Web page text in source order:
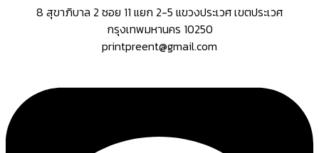
8 สุขาภิบาล 2 ซอย 11 แยก 2-5 แขวงประเวศ เขตประเวศ
กรุงเทพมหานคร 10250
printpreent@gmail.com